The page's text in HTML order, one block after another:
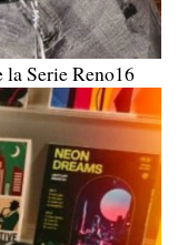
Serie Reno16